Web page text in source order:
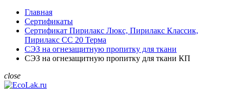
Главная
Сертификаты
Сертификат Пирилакс Люкс, Пирилакс Классик,
Пирилакс СС 20 Терма
СЭЗ на огнезащитную пропитку для ткани
СЭЗ на огнезащитную пропитку для ткани КП
close